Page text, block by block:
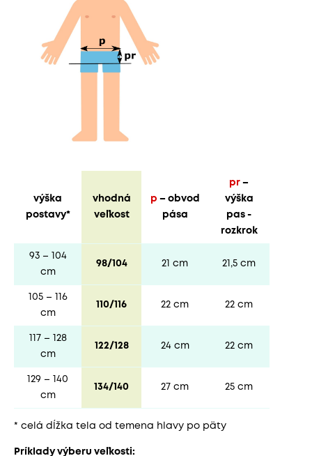
výška
postavy*
vhodná
veľkost
p – obvod
pása
pr –
výška
pas -
rozkrok
93 – 104
cm
98/104 21 cm 21,5 cm
105 – 116
cm
110/116 22 cm 22 cm
117 – 128
cm
122/128 24 cm 22 cm
129 – 140
cm
134/140 27 cm 25 cm
* celá dĺžka tela od temena hlavy po päty
Príklady výberu veľkosti: